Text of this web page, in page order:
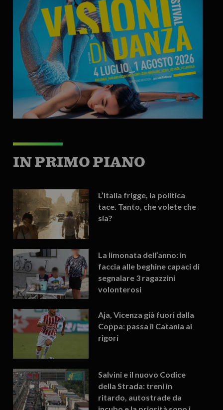
IN PRIMO PIANO
L’Italia frigge, la politica
tace. Tanto, che volete che
sia?
La limonata dell’anno: in
faccia alle beghine capaci di
segnalare 3 ragazzini
volonterosi
Aja, Vicenza già fuori dalla
Coppa: passa il Catania ai
rigori
Salvini e il nuovo Codice
della Strada: treni in
ritardo, autostrade da